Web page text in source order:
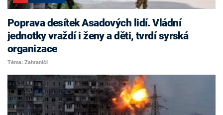
Poprava desítek Asadových lidí. Vládní
jednotky vraždí i ženy a děti, tvrdí syrská
organizace
Téma: Zahraničí